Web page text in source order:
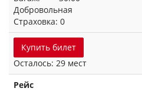
Добровольная
Страховка: 0
Купить билет
Осталось: 29 мест
Рейс